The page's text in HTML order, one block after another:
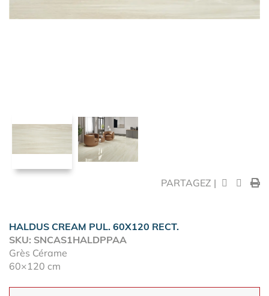
PARTAGEZ |
HALDUS CREAM PUL. 60X120 RECT.
SKU: SNCAS1HALDPPAA
Grès Cérame
60×120 cm